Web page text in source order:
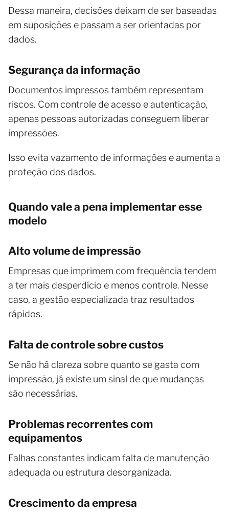
Dessa maneira, decisões deixam de ser baseadas
em suposições e passam a ser orientadas por
dados.
Segurança da informação
Documentos impressos também representam
riscos. Com controle de acesso e autenticação,
apenas pessoas autorizadas conseguem liberar
impressões.
Isso evita vazamento de informações e aumenta a
proteção dos dados.
Quando vale a pena implementar esse
modelo
Alto volume de impressão
Empresas que imprimem com frequência tendem
a ter mais desperdício e menos controle. Nesse
caso, a gestão especializada traz resultados
rápidos.
Falta de controle sobre custos
Se não há clareza sobre quanto se gasta com
impressão, já existe um sinal de que mudanças
são necessárias.
Problemas recorrentes com
equipamentos
Falhas constantes indicam falta de manutenção
adequada ou estrutura desorganizada.
Crescimento da empresa